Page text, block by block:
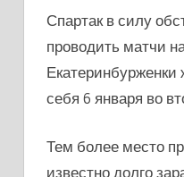
Спартак в силу
проводить матчи
Екатеринбурженки
себя 6 января во
Тем более место
известно долго